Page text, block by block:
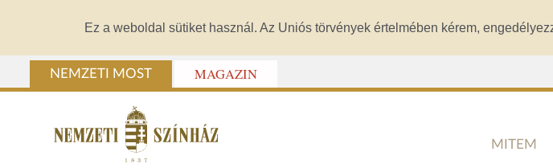
Ez a weboldal sütiket használ. Az Uniós törvények értelmében kérem,
NEMZETI MOST MAGAZIN
MITEM